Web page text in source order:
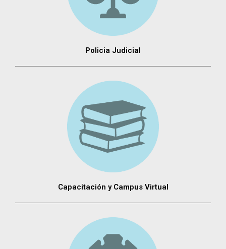
Policia Judicial
Capacitación y Campus Virtual